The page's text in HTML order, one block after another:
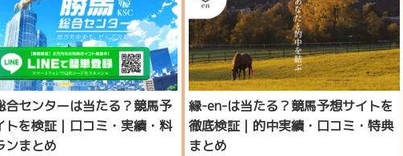
合センターは当たる？競馬予
トを検証｜口コミ・実績・料
ンまとめ
縁-en-は当たる？競馬予想サイトを
徹底検証｜的中実績・口コミ・特典
まとめ